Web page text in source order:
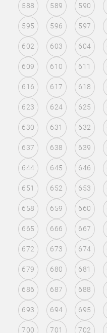
588 589 590
595 596 597
602 603 604
609 610 611
616 617 618
623 624 625
630 631 632
637 638 639
644 645 646
651 652 653
658 659 660
665 666 667
672 673 674
679 680 681
686 687 688
693 694 695
700 701 702